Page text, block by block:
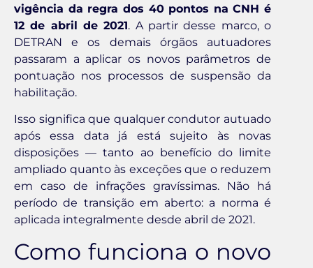
vigência da regra dos 40 pontos na CNH é
12 de abril de 2021. A partir desse marco, o
DETRAN e os demais órgãos autuadores
passaram a aplicar os novos parâmetros de
pontuação nos processos de suspensão da
habilitação.
Isso significa que qualquer condutor autuado
após essa data já está sujeito às novas
disposições — tanto ao benefício do limite
ampliado quanto às exceções que o reduzem
em caso de infrações gravíssimas. Não há
período de transição em aberto: a norma é
aplicada integralmente desde abril de 2021.
Como funciona o novo